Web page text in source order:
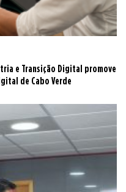
e Transição Digital promove
de Cabo Verde